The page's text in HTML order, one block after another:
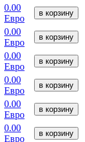
0.00
Евро
в корзину
0.00
Евро
в корзину
0.00
Евро
в корзину
0.00
Евро
в корзину
0.00
Евро
в корзину
0.00
Евро
в корзину